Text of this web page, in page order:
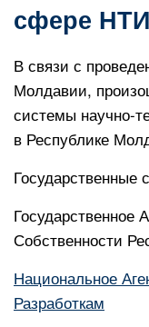
сфере НТИ
В связи с
Молдавии,
системы научно-
в Республике
Государственные
Государственное
Собственности
Национальное
Разработкам